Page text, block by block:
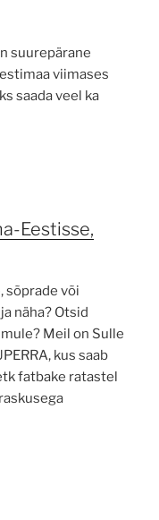
suurepärane
viimases
saada veel ka
Eestisse,
sõprade või
näha? Otsid
Meil on Sulle
kus saab
fatbake ratastel